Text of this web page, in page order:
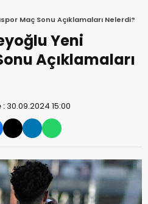
Maç Sonu Açıklamaları Nelerdi?
Yeni
Açıklamaları
:30.09.2024 15:00